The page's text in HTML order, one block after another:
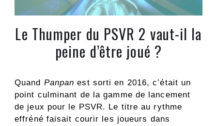
Le Thumper du PSVR 2 vaut-il la
peine d’être joué ?
Quand Panpan est sorti en 2016, c’était un
point culminant de la gamme de lancement
de jeux pour le PSVR. Le titre au rythme
effréné faisait courir les joueurs dans